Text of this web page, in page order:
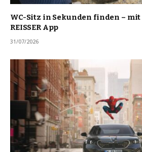
WC-Sitz in Sekunden finden –
REISSER App
31/07/2026